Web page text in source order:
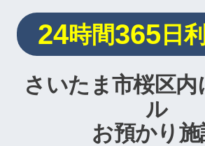
24時間365 日
さいたま市桜区内
ル
お預かり施